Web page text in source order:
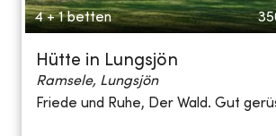
4 + 1 betten
Hütte in Lungsjön
Ramsele, Lungsjön
Friede und Ruhe, Der Wald. Gut